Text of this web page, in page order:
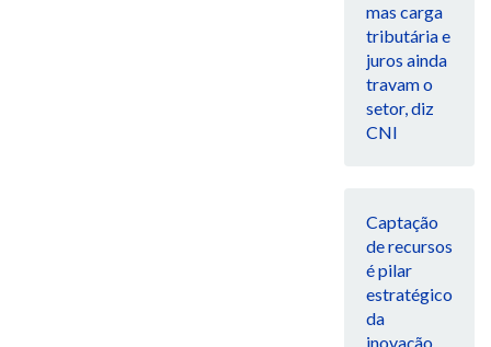
mas carga
tributária e
juros ainda
travam o
setor, diz
CNI
Captação
de recursos
é pilar
estratégico
da
inovação